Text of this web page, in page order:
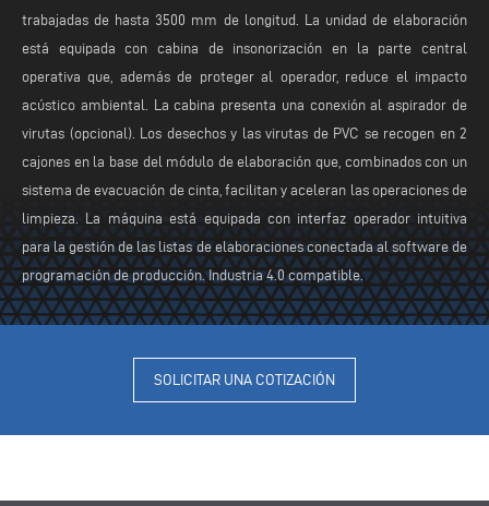
trabajadas de hasta 3500 mm de longitud. La unidad de elaboración
está equipada con cabina de insonorización en la parte central
operativa que, además de proteger al operador, reduce el impacto
acústico ambiental. La cabina presenta una conexión al aspirador de
virutas (opcional). Los desechos y las virutas de PVC se recogen en 2
cajones en la base del módulo de elaboración que, combinados con un
sistema de evacuación de cinta, facilitan y aceleran las operaciones de
limpieza. La máquina está equipada con interfaz operador intuitiva
para la gestión de las listas de elaboraciones conectada al software de
programación de producción. Industria 4.0 compatible.
SOLICITAR UNA COTIZACIÓN